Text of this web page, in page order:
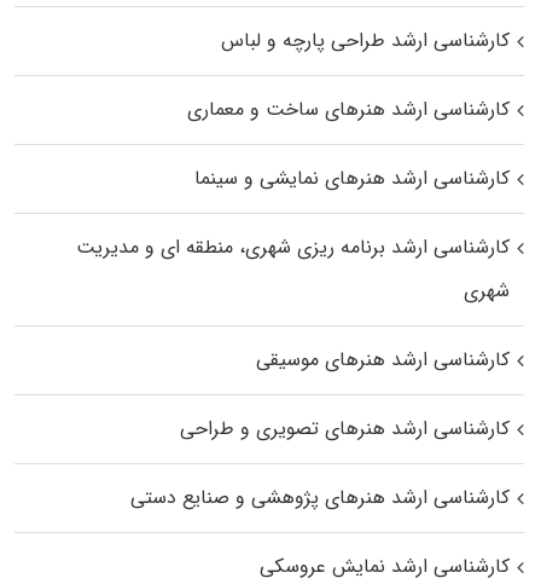
کارشناسی ارشد طراحی پارچه و لباس
کارشناسی ارشد هنرهای ساخت و معماری
کارشناسی ارشد هنرهای نمایشی و سینما
کارشناسی ارشد برنامه ریزی شهری، منطقه‌ ای و مدیریت
شهری
کارشناسی ارشد هنرهای موسیقی
کارشناسی ارشد هنرهای تصویری و طراحی
کارشناسی ارشد هنرهای پژوهشی و صنایع دستی
کارشناسی ارشد نمایش عروسکی